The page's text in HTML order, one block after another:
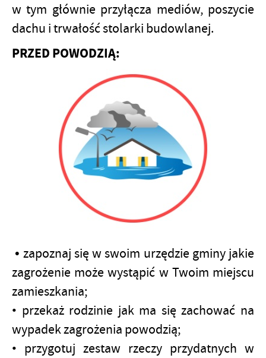
w tym głównie przyłącza mediów, poszycie
dachu i trwałość stolarki budowlanej.
PRZED POWODZIĄ:
• zapoznaj się w swoim urzędzie gminy jakie
zagrożenie może wystąpić w Twoim miejscu
zamieszkania;
• przekaż rodzinie jak ma się zachować na
wypadek zagrożenia powodzią;
• przygotuj zestaw rzeczy przydatnych w